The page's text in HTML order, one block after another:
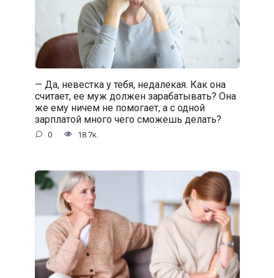
— Да, невестка у тебя, недалекая. Как она
считает, ее муж должен зарабатывать? Она
же ему ничем не помогает, а с одной
зарплатой много чего сможешь делать?
0 18.7к.